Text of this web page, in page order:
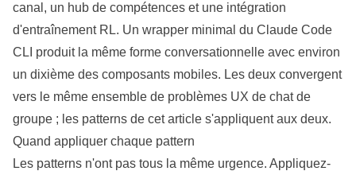
canal, un hub de compétences et une intégration
d'entraînement RL. Un wrapper minimal du Claude Code
CLI produit la même forme conversationnelle avec environ
un dixième des composants mobiles. Les deux convergent
vers le même ensemble de problèmes UX de chat de
groupe ; les patterns de cet article s'appliquent aux deux.
Quand appliquer chaque pattern
Les patterns n'ont pas tous la même urgence. Appliquez-